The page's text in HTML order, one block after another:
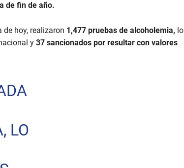
de fin de año.
de hoy, realizaron 1,477 pruebas de alcoholemia, lo
y 37 sancionados por resultar con valores
LO